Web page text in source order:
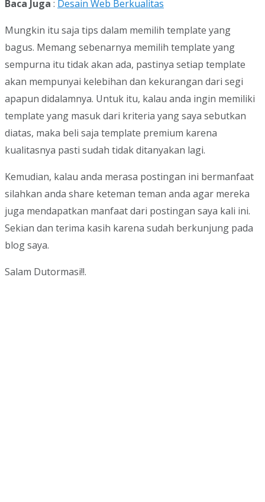
Baca Juga : Desain Web Berkualitas
Mungkin itu saja tips dalam memilih template yang
bagus. Memang sebenarnya memilih template yang
sempurna itu tidak akan ada, pastinya setiap template
akan mempunyai kelebihan dan kekurangan dari segi
apapun didalamnya. Untuk itu, kalau anda ingin memiliki
template yang masuk dari kriteria yang saya sebutkan
diatas, maka beli saja template premium karena
kualitasnya pasti sudah tidak ditanyakan lagi.
Kemudian, kalau anda merasa postingan ini bermanfaat
silahkan anda share keteman teman anda agar mereka
juga mendapatkan manfaat dari postingan saya kali ini.
Sekian dan terima kasih karena sudah berkunjung pada
blog saya.
Salam Dutormasi!!.